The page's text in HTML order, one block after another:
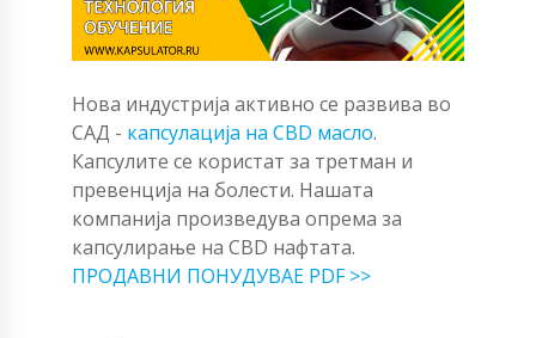
Нова индустрија активно се развива во
САД - капсулација на CBD масло.
Капсулите се користат за третман и
превенција на болести. Нашата
компанија произведува опрема за
капсулирање на CBD нафтата.
ПРОДАВНИ ПОНУДУВАЕ PDF >>